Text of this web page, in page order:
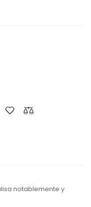
notablemente y